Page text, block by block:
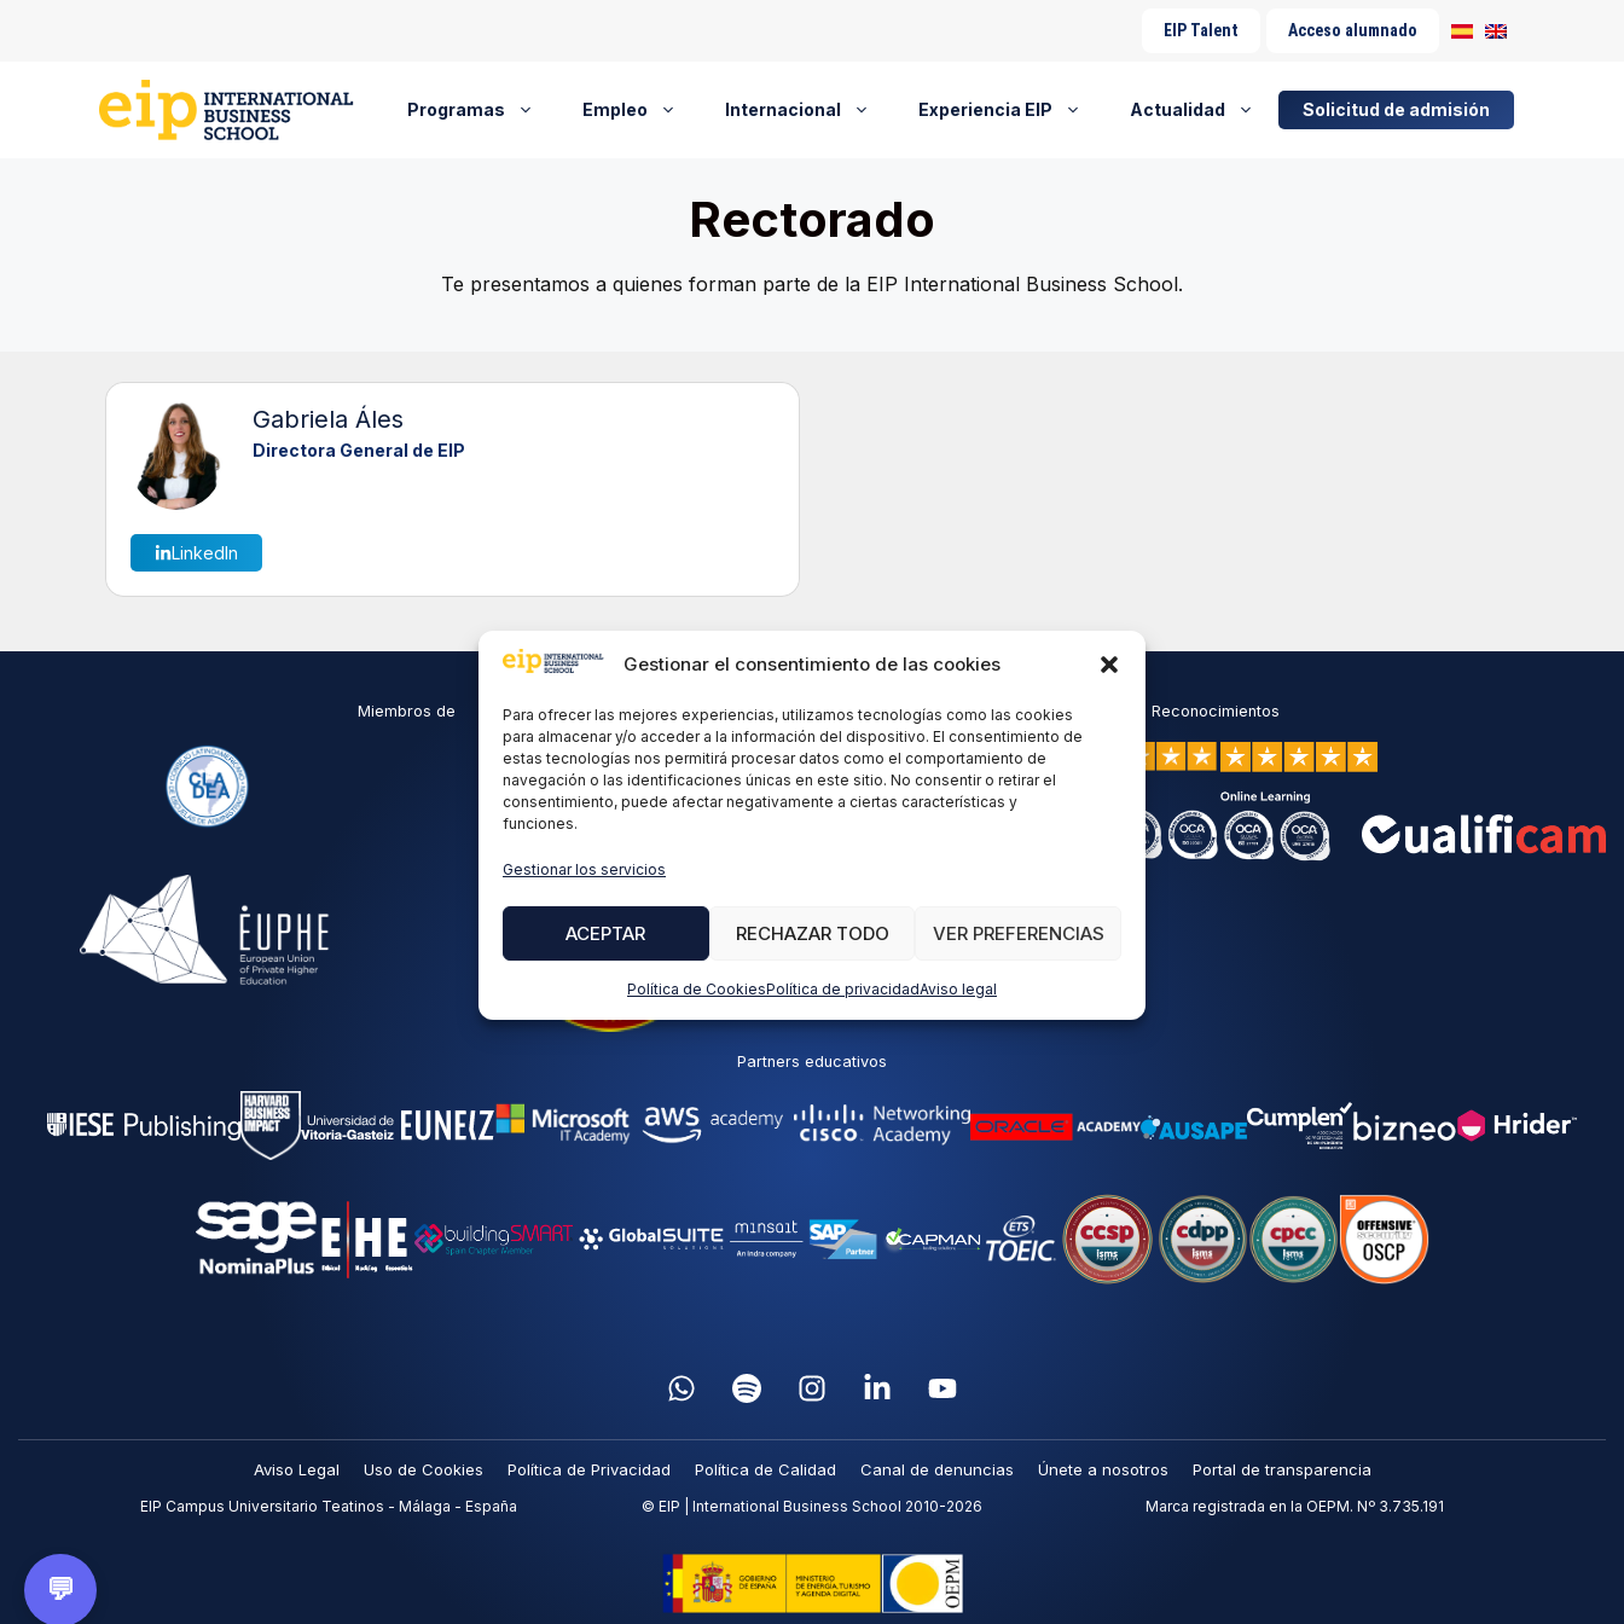
Gestionar el consentimiento de las cookies
Para ofrecer las mejores experiencias, utilizamos tecnologías como las cookies
para almacenar y/o acceder a la información del dispositivo. El consentimiento de
estas tecnologías nos permitirá procesar datos como el comportamiento de
navegación o las identificaciones únicas en este sitio. No consentir o retirar el
consentimiento, puede afectar negativamente a ciertas características y
funciones.
Gestionar los servicios
ACEPTAR RECHAZAR TODO VER PREFERENCIAS
Política de CookiesPolítica de privacidadAviso legal
EIP Talent Acceso alumnado
Programas Empleo Internacional Experiencia EIP Actualidad Solicitud de admisión
Rectorado
Te presentamos a quienes forman parte de la EIP International Business School.
Gabriela Áles
Directora General de EIP
LinkedIn
Miembros de Reconocimientos
Partners educativos
Aviso Legal Uso de Cookies Política de Privacidad Política de Calidad Canal de denuncias Únete a nosotros Portal de transparencia
EIP Campus Universitario Teatinos - Málaga - España © EIP | International Business School 2010-2026 Marca registrada en la OEPM. Nº 3.735.191
💬